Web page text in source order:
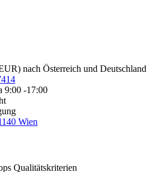
nach Österreich und Deutschland
9:00 -17:00
Wien
Qualitätskriterien